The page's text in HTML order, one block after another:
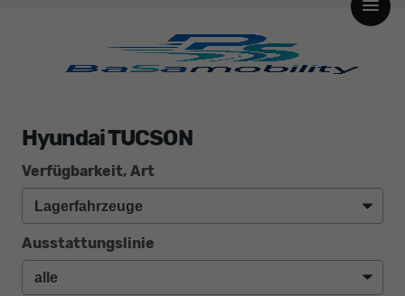
Hyundai TUCSON
Verfügbarkeit, Art
Ausstattungslinie